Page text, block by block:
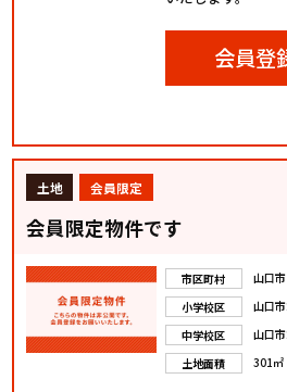
会員登
土地 会員限定
会員限定物件です
市区町村
山口市
小学校区
山口
中学校区
山口
土地面積
301㎡